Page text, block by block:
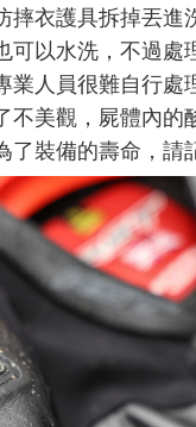
摔衣護具拆掉丟進
可以水洗，不過處
業人員很難自行處
不美觀，屍體內的
了裝備的壽命，請